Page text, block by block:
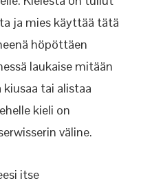
ja mies käyttää tätä
höpöttäen
laukaise mitään
tai alistaa
kieli on
väline.
itse